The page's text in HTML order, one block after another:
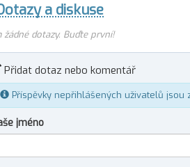
a diskuse
žádné dotazy. Buďte první!
Přidat dotaz nebo komentář
Příspěvky nepřihlášených uživatelů jsou
jméno